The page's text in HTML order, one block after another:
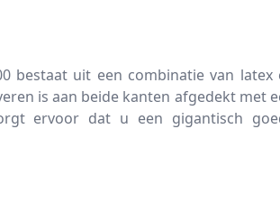
bestaat uit een combinatie van latex
is aan beide kanten afgedekt met
ervoor dat u een gigantisch